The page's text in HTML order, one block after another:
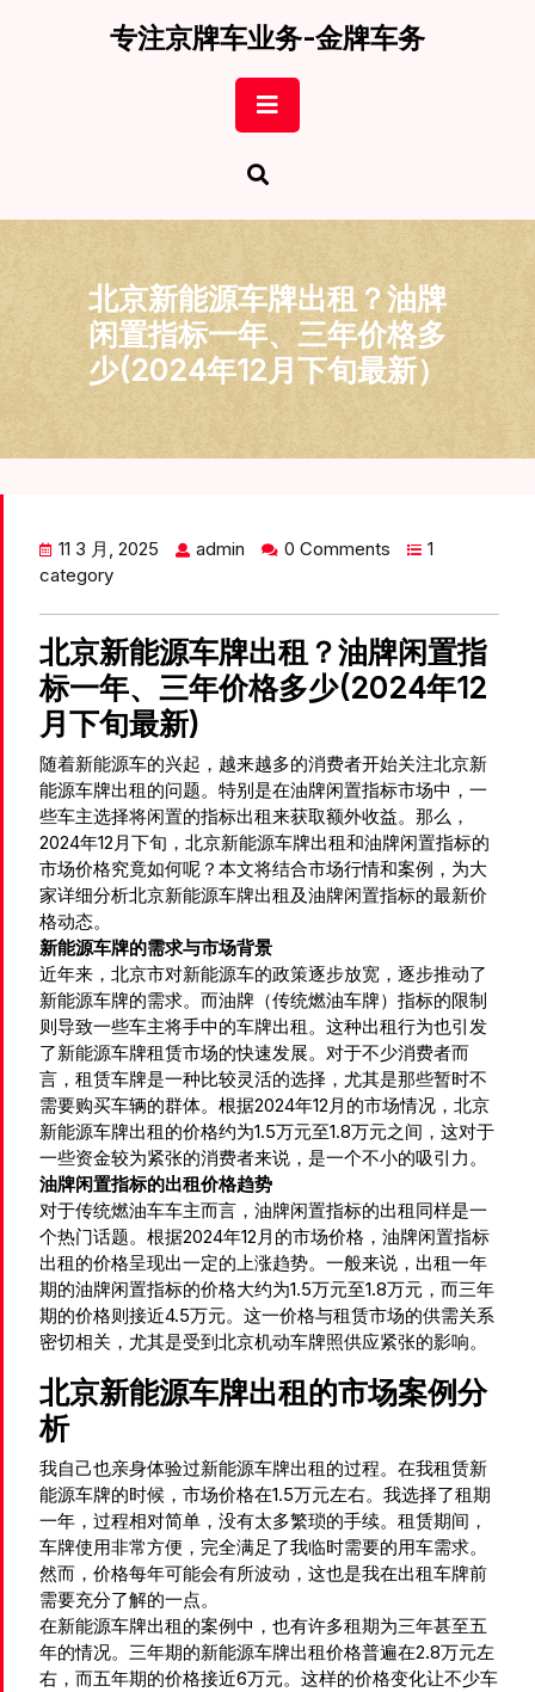
专注京牌车业务-金牌车务
Button
北京新能源车牌出租？油牌
闲置指标一年、三年价格多
少(2024年12月下旬最新）
11 3 月, 2025 admin 0 Comments
1
category
北京新能源车牌出租？油牌闲置指
标一年、三年价格多少(2024年12
月下旬最新)
随着新能源车的兴起，越来越多的消费者开始关注北京新
能源车牌出租的问题。特别是在油牌闲置指标市场中，一
些车主选择将闲置的指标出租来获取额外收益。那么，
2024年12月下旬，北京新能源车牌出租和油牌闲置指标的
市场价格究竟如何呢？本文将结合市场行情和案例，为大
家详细分析北京新能源车牌出租及油牌闲置指标的最新价
格动态。
新能源车牌的需求与市场背景
近年来，北京市对新能源车的政策逐步放宽，逐步推动了
新能源车牌的需求。而油牌（传统燃油车牌）指标的限制
则导致一些车主将手中的车牌出租。这种出租行为也引发
了新能源车牌租赁市场的快速发展。对于不少消费者而
言，租赁车牌是一种比较灵活的选择，尤其是那些暂时不
需要购买车辆的群体。根据2024年12月的市场情况，北京
新能源车牌出租的价格约为1.5万元至1.8万元之间，这对于
一些资金较为紧张的消费者来说，是一个不小的吸引力。
油牌闲置指标的出租价格趋势
对于传统燃油车车主而言，油牌闲置指标的出租同样是一
个热门话题。根据2024年12月的市场价格，油牌闲置指标
出租的价格呈现出一定的上涨趋势。一般来说，出租一年
期的油牌闲置指标的价格大约为1.5万元至1.8万元，而三年
期的价格则接近4.5万元。这一价格与租赁市场的供需关系
密切相关，尤其是受到北京机动车牌照供应紧张的影响。
北京新能源车牌出租的市场案例分
析
我自己也亲身体验过新能源车牌出租的过程。在我租赁新
能源车牌的时候，市场价格在1.5万元左右。我选择了租期
一年，过程相对简单，没有太多繁琐的手续。租赁期间，
车牌使用非常方便，完全满足了我临时需要的用车需求。
然而，价格每年可能会有所波动，这也是我在出租车牌前
需要充分了解的一点。
在新能源车牌出租的案例中，也有许多租期为三年甚至五
年的情况。三年期的新能源车牌出租价格普遍在2.8万元左
右，而五年期的价格接近6万元。这样的价格变化让不少车